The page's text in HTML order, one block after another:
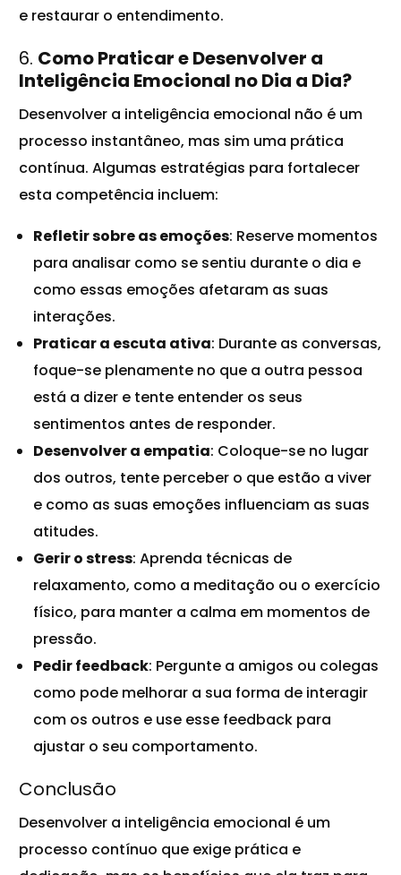
e restaurar o entendimento.
6. Como Praticar e Desenvolver a
Inteligência Emocional no Dia a Dia?
Desenvolver a inteligência emocional não é um
processo instantâneo, mas sim uma prática
contínua. Algumas estratégias para fortalecer
esta competência incluem:
Refletir sobre as emoções: Reserve momentos
para analisar como se sentiu durante o dia e
como essas emoções afetaram as suas
interações.
Praticar a escuta ativa: Durante as conversas,
foque-se plenamente no que a outra pessoa
está a dizer e tente entender os seus
sentimentos antes de responder.
Desenvolver a empatia: Coloque-se no lugar
dos outros, tente perceber o que estão a viver
e como as suas emoções influenciam as suas
atitudes.
Gerir o stress: Aprenda técnicas de
relaxamento, como a meditação ou o exercício
físico, para manter a calma em momentos de
pressão.
Pedir feedback: Pergunte a amigos ou colegas
como pode melhorar a sua forma de interagir
com os outros e use esse feedback para
ajustar o seu comportamento.
Conclusão
Desenvolver a inteligência emocional é um
processo contínuo que exige prática e